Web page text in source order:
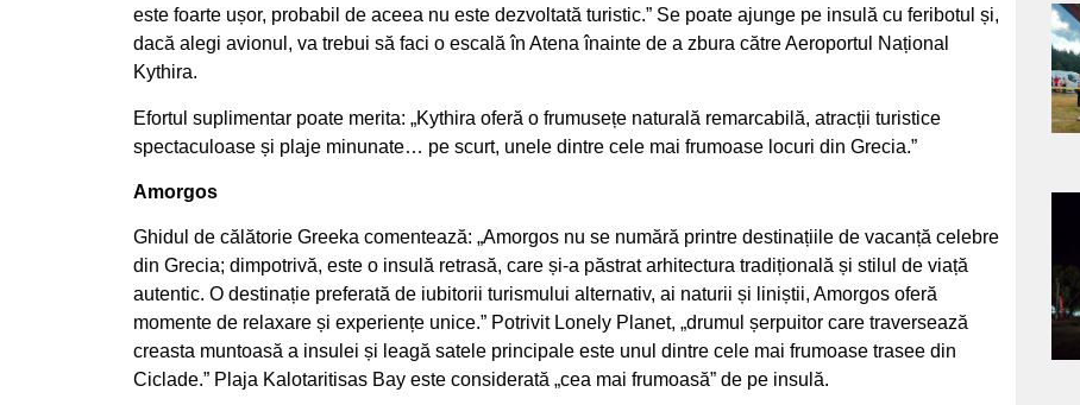
este foarte ușor, probabil de aceea nu este dezvoltată turistic.” Se poate ajunge pe insulă cu feribotul și,
dacă alegi avionul, va trebui să faci o escală în Atena înainte de a zbura către Aeroportul Național
Kythira.
Efortul suplimentar poate merita: „Kythira oferă o frumusețe naturală remarcabilă, atracții turistice
spectaculoase și plaje minunate… pe scurt, unele dintre cele mai frumoase locuri din Grecia.”
Amorgos
Ghidul de călătorie Greeka comentează: „Amorgos nu se numără printre destinațiile de vacanță celebre
din Grecia; dimpotrivă, este o insulă retrasă, care și-a păstrat arhitectura tradițională și stilul de viață
autentic. O destinație preferată de iubitorii turismului alternativ, ai naturii și liniștii, Amorgos oferă
momente de relaxare și experiențe unice.” Potrivit Lonely Planet, „drumul șerpuitor care traversează
creasta muntoasă a insulei și leagă satele principale este unul dintre cele mai frumoase trasee din
Ciclade.” Plaja Kalotaritisas Bay este considerată „cea mai frumoasă” de pe insulă.